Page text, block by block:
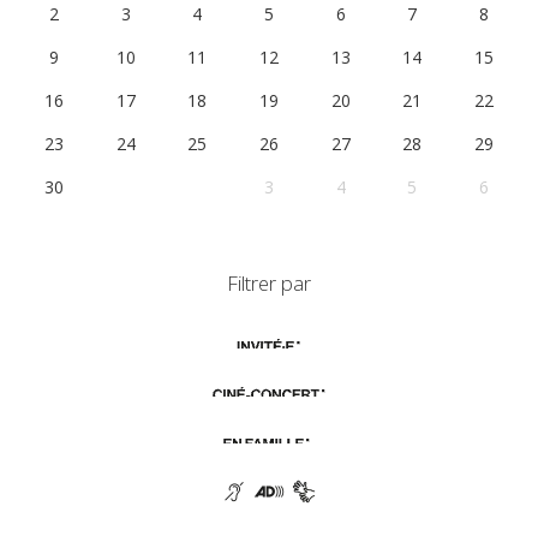
2
3 4 5 6 7
8
9
10 11 12 13 14
15
16
17 18 19 20 21
22
23
24 25 26 27 28
29
30
3 4 5 6
Filtrer par